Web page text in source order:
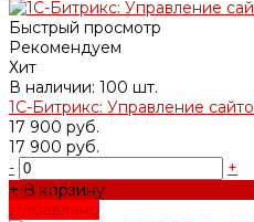
Быстрый просмотр
Рекомендуем
Хит
В наличии: 100 шт.
1С-Битрикс: Управление
17 900 руб.
17 900 руб.
-
+
+ В корзину
Добавлено